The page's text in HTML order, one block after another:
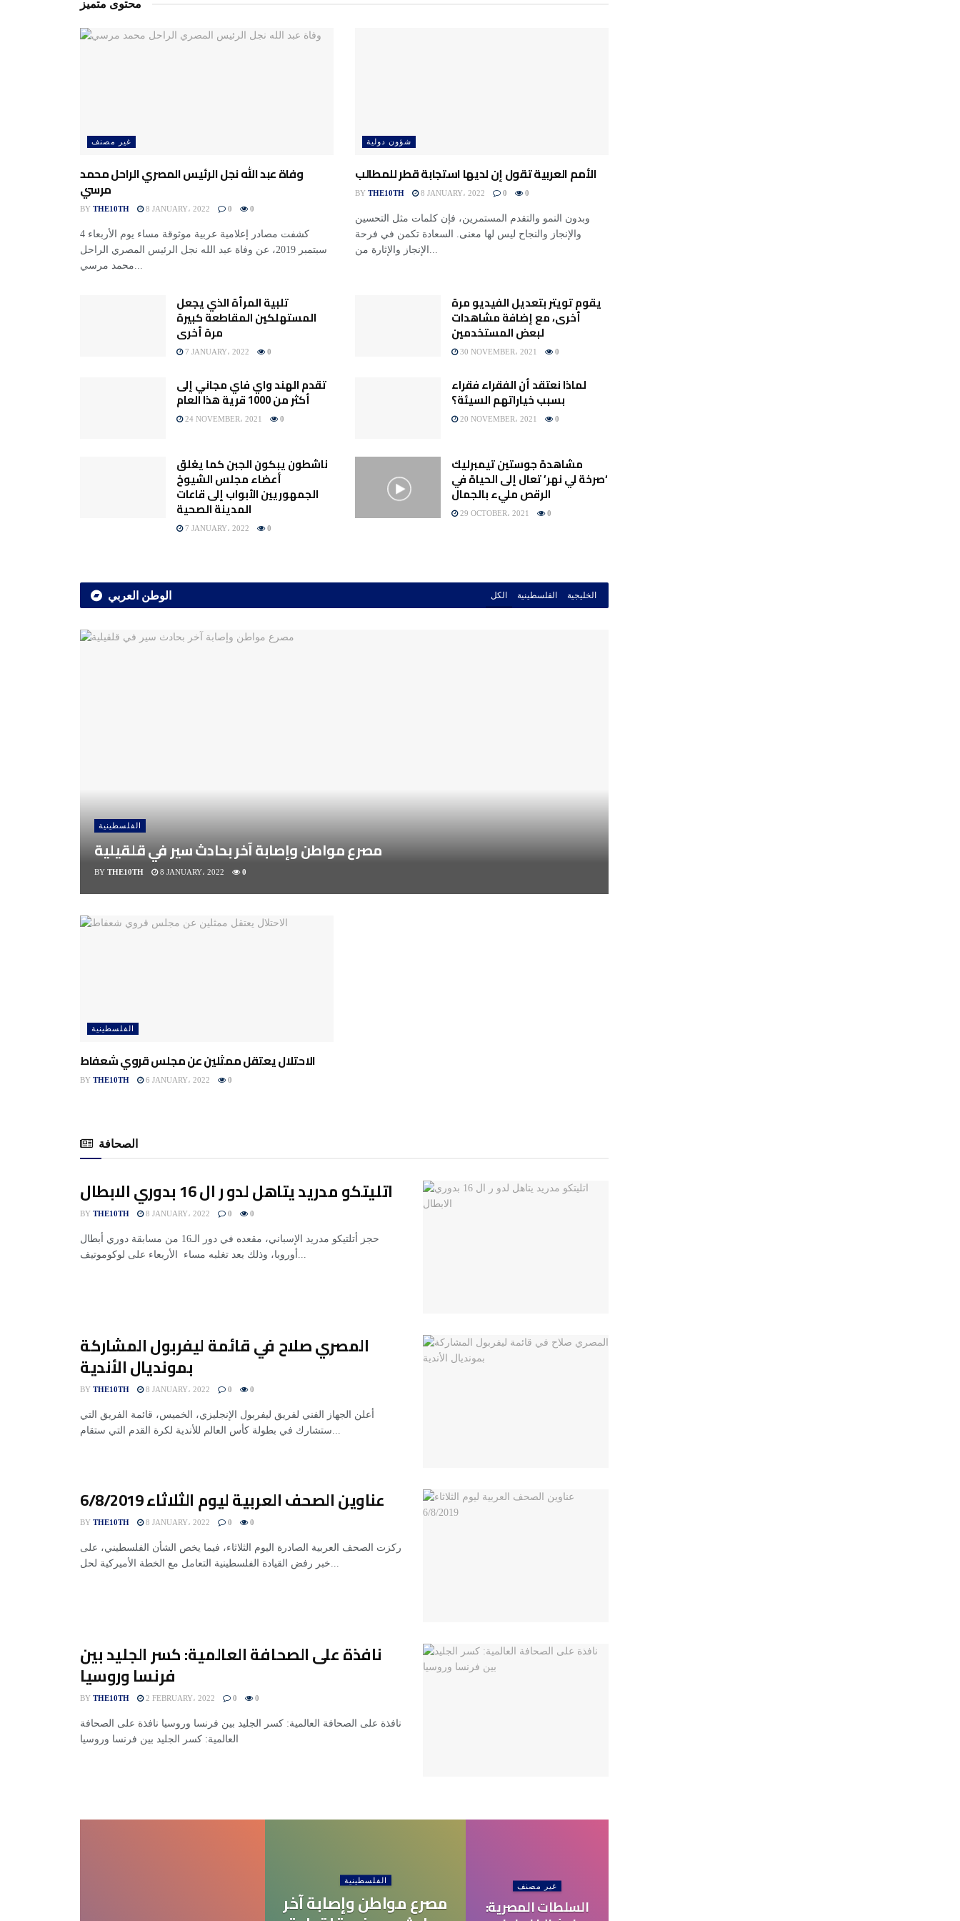
محتوى متميز
غير مصنف
وفاة عبد الله نجل الرئيس المصري الراحل محمد
مرسي
BY THE10TH 8 JANUARY، 2022 0 0
كشفت مصادر إعلامية عربية موثوقة مساء يوم الأربعاء 4
سبتمبر 2019، عن وفاة عبد الله نجل الرئيس المصري الراحل
شؤون دولية
الأمم العربية تقول إن لديها استجابة قطر للمطالب
BY THE10TH 8 JANUARY، 2022 0 0
وبدون النمو والتقدم المستمرين، فإن كلمات مثل التحسين
والإنجاز والنجاح ليس لها معنى. السعادة تكمن في فرحة
تلبية المرأة الذي يجعل
المستهلكين المقاطعة كبيرة
مرة أخرى
7 JANUARY، 2022 0
يقوم تويتر بتعديل الفيديو مرة
أخرى، مع إضافة مشاهدات
لبعض المستخدمين
30 NOVEMBER، 2021 0
تقدم الهند واي فاي مجاني إلى
أكثر من 1000 قرية هذا العام
24 NOVEMBER، 2021 0
لماذا نعتقد أن الفقراء فقراء
بسبب خياراتهم السيئة؟
20 NOVEMBER، 2021 0
ناشطون يبكون الجبن كما يغلق
أعضاء مجلس الشيوخ
الجمهوريين الأبواب إلى قاعات
المدينة الصحية
7 JANUARY، 2022 0
مشاهدة جوستين تيمبرليك
‘صرخة لي نهر’ تعال إلى الحياة في
الرقص مليء بالجمال
29 OCTOBER، 2021 0
الوطن العربي الكل الفلسطينية الخليجية
الفلسطينية
مصرع مواطن وإصابة آخر بحادث سير في قلقيلية
BY THE10TH 8 JANUARY، 2022 0
الفلسطينية
الاحتلال يعتقل ممثلين عن مجلس قروي شعفاط
BY THE10TH 6 JANUARY، 2022 0
الصحافة
اتليتكو مدريد يتاهل لدو ر ال 16 بدوري الابطال
BY THE10TH 8 JANUARY، 2022 0 0
حجز أتلتيكو مدريد الإسباني، مقعده في دور الـ16 من مسابقة دوري أبطال
أوروبا، وذلك بعد تغلبه مساء الأربعاء على لوكوموتيف...
المصري صلاح في قائمة ليفربول المشاركة
بمونديال الأندية
BY THE10TH 8 JANUARY، 2022 0 0
أعلن الجهاز الفني لفريق ليفربول الإنجليزي، الخميس، قائمة الفريق التي
ستشارك في بطولة كأس العالم للأندية لكرة القدم التي ستقام...
عناوين الصحف العربية ليوم الثلاثاء 6/8/2019
BY THE10TH 8 JANUARY، 2022 0 0
ركزت الصحف العربية الصادرة اليوم الثلاثاء، فيما يخص الشأن الفلسطيني، على
نافذة على الصحافة العالمية: كسر الجليد بين
فرنسا وروسيا
BY THE10TH 2 FEBRUARY، 2022 0 0
نافذة على الصحافة العالمية: كسر الجليد بين فرنسا وروسيا نافذة على الصحافة
العالمية: كسر الجليد بين فرنسا وروسيا
الفلسطينية
مصرع مواطن وإصابة آخر
غير مصنف
السلطات المصرية: